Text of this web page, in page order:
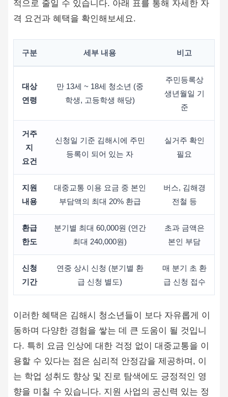
적으로 줄일 수 있습니다. 아래 표를 통해 자세한 자
격 요건과 혜택을 확인해보세요.
구분 세부 내용 비고
대상
연령
만 13세 ~ 18세 청소년 (중
학생, 고등학생 해당)
주민등록상
생년월일 기
준
거주
지
요건
신청일 기준 김해시에 주민
등록이 되어 있는 자
실거주 확인
필요
지원
내용
대중교통 이용 요금 중 본인
부담액의 최대 20% 환급
버스, 김해경
전철 등
환급
한도
분기별 최대 60,000원 (연간
최대 240,000원)
초과 금액은
본인 부담
신청
기간
연중 상시 신청 (분기별 환
급 신청 별도)
매 분기 초 환
급 신청 접수
이러한 혜택은 김해시 청소년들이 보다 자유롭게 이
동하며 다양한 경험을 쌓는 데 큰 도움이 될 것입니
다. 특히 요금 인상에 대한 걱정 없이 대중교통을 이
용할 수 있다는 점은 심리적 안정감을 제공하며, 이
는 학업 성취도 향상 및 진로 탐색에도 긍정적인 영
향을 미칠 수 있습니다. 지원 사업의 공신력 있는 정